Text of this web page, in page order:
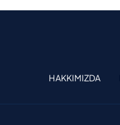
HAKKIMIZDA